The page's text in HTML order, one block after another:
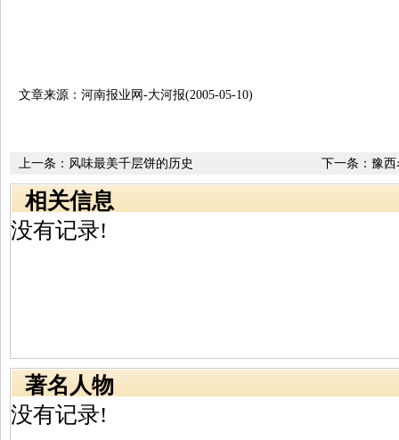
文章来源：河南报业网-大河报(2005-05-10)
下一条： 豫
上一条： 风味最美千层饼的历史
相关信息
没有记录!
著名人物
没有记录!